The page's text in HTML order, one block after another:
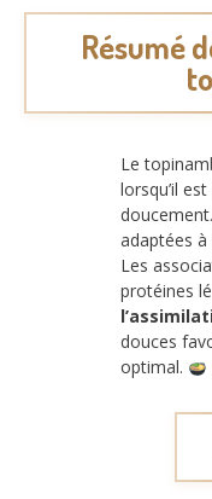
Résumé
Le
lorsqu’il
adaptées à
Les
protéines
douces
optimal.